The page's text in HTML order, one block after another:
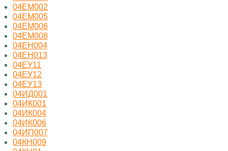
04ЕМ002
04ЕМ005
04ЕМ006
04ЕМ008
04ЕН004
04ЕН013
04ЕУ11
04ЕУ12
04ЕУ13
04ИД001
04ИК001
04ИК004
04ИК006
04ИП007
04КН009